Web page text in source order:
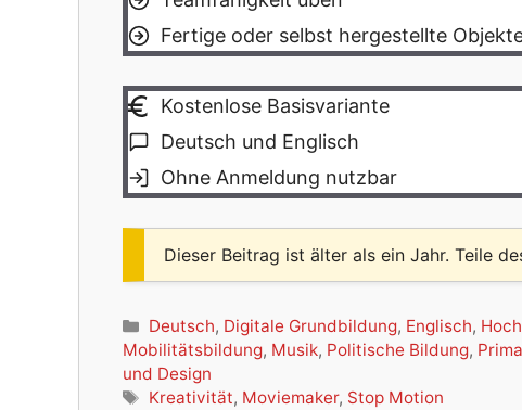
Fertige oder selbst hergestellte
Kostenlose Basisvariante
Deutsch und Englisch
Ohne Anmeldung nutzbar
Dieser Beitrag ist älter als ein Jahr. Teile
Kategorien
Deutsch, Digitale Grundbildung, Englisch,
Mobilitätsbildung, Musik, Politische Bildung,
und Design
Schlagwörter
Kreativität, Moviemaker, Stop Motion